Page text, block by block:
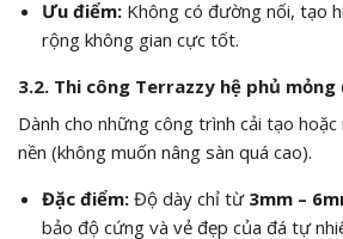
Ưu điểm:Không có đường nối, tạo
rộng không gian cực tốt.
3.2. Thi công Terrazzy hệ phủ
Dành cho những công trình cải tạo
nền (không muốn nâng sàn quá cao).
Đặc điểm:Độ dày chỉ từ 3mm –
bảo độ cứng và vẻ đẹp của đá tự